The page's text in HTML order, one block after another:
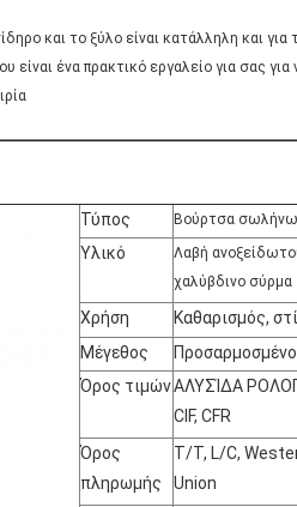
και το ξύλο είναι κατάλληλη και για
είναι ένα πρακτικό εργαλείο για σας
Τύπος Βούρτσα
Υλικό
Λαβή
χαλύβδινο σύρμα
Χρήση
Καθαρισμός,
Μέγεθος
Όρος τιμώνΑΛΥΣΊΔΑ
CIF, CFR
Όρος
πληρωμής
T/T, L/C,
Union